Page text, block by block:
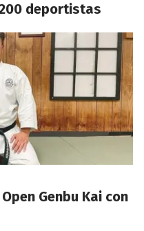
deportistas
Genbu Kai con